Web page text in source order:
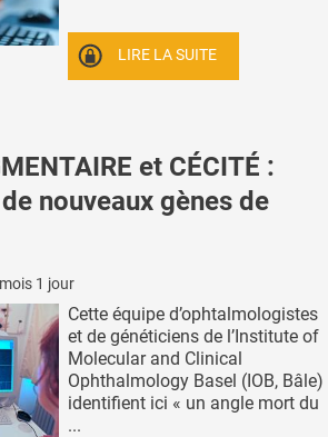
LIRE LA SUITE
et CÉCITÉ :
nouveaux gènes de
1 jour
Cette équipe d’ophtalmologistes
et de généticiens de l’Institute of
Molecular and Clinical
Ophthalmology Basel (IOB, Bâle)
identifient ici « un angle mort du
...